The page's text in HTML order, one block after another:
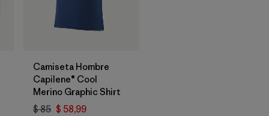
Camiseta Hombre
Capilene® Cool
Merino Graphic Shirt
$ 85 $ 58,99